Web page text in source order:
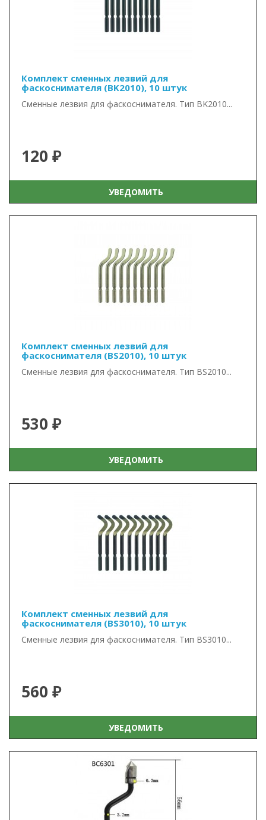
Комплект сменных лезвий для
фаскоснимателя (BK2010), 10 штук
Сменные лезвия для фаскоснимателя. Тип BK2010...
120 ₽
УВЕДОМИТЬ
Комплект сменных лезвий для
фаскоснимателя (BS2010), 10 штук
Сменные лезвия для фаскоснимателя. Тип BS2010...
530 ₽
УВЕДОМИТЬ
Комплект сменных лезвий для
фаскоснимателя (BS3010), 10 штук
Сменные лезвия для фаскоснимателя. Тип BS3010...
560 ₽
УВЕДОМИТЬ